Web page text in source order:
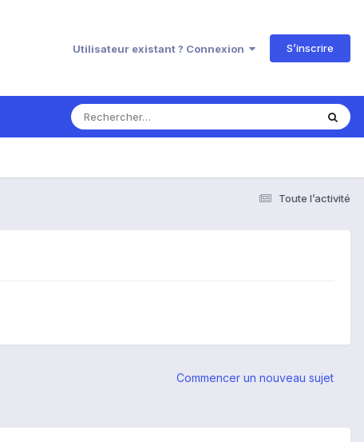
Utilisateur existant ? Connexion S’inscrire
Toute l’activité
Commencer un nouveau sujet